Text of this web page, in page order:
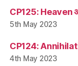
CP125: Heaven
5th May 2023
CP124:
4th May 2023